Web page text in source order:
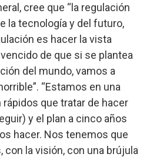
cree que “la regulación
la tecnología y del futuro,
es hacer la vista
de que si se plantea
del mundo, vamos a
“Estamos en una
que tratar de hacer
y el plan a cinco años
hacer. Nos tenemos que
con la visión, con una brújula